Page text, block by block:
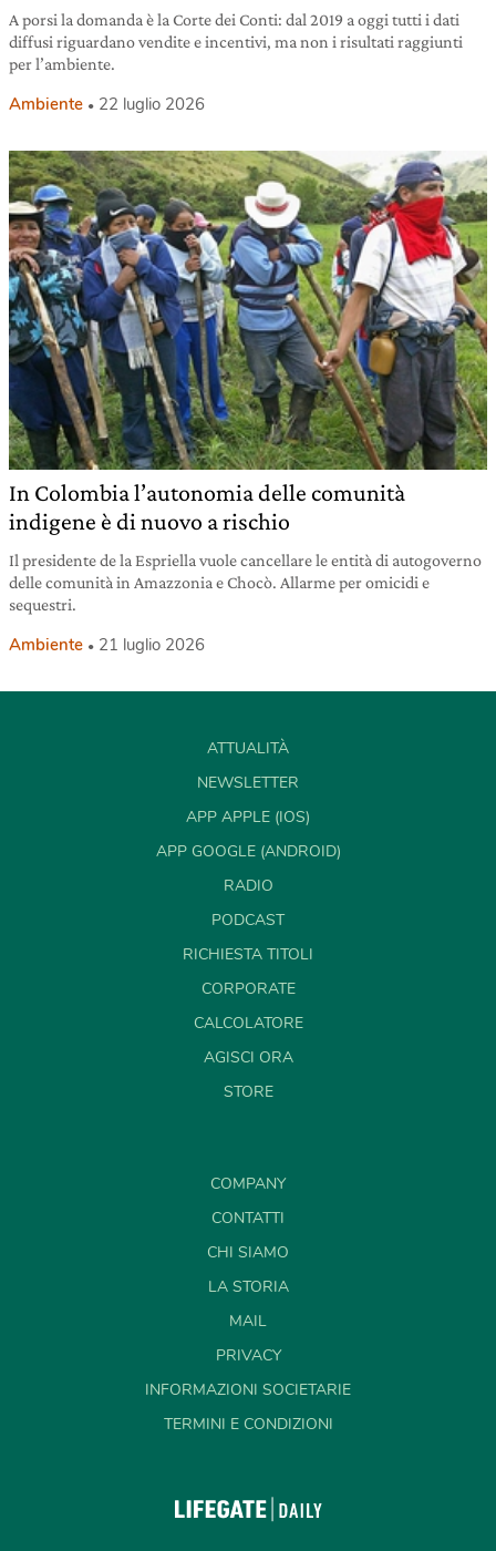
A porsi la domanda è la Corte dei Conti: dal 2019 a oggi tutti i dati
diffusi riguardano vendite e incentivi, ma non i risultati raggiunti
per l’ambiente.
Ambiente 22 luglio 2026
In Colombia l’autonomia delle comunità
indigene è di nuovo a rischio
Il presidente de la Espriella vuole cancellare le entità di autogoverno
delle comunità in Amazzonia e Chocò. Allarme per omicidi e
sequestri.
Ambiente 21 luglio 2026
ATTUALITÀ
NEWSLETTER
APP APPLE (IOS)
APP GOOGLE (ANDROID)
RADIO
PODCAST
RICHIESTA TITOLI
CORPORATE
CALCOLATORE
AGISCI ORA
STORE
COMPANY
CONTATTI
CHI SIAMO
LA STORIA
MAIL
PRIVACY
INFORMAZIONI SOCIETARIE
TERMINI E CONDIZIONI